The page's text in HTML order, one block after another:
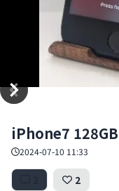
iPhone7 128GB
2024-07-10 11:33
2